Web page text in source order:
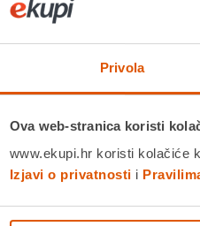
Privola
Ova web-stranica koristi
www.ekupi.hr koristi kolačiće
Izjavi o privatnosti i